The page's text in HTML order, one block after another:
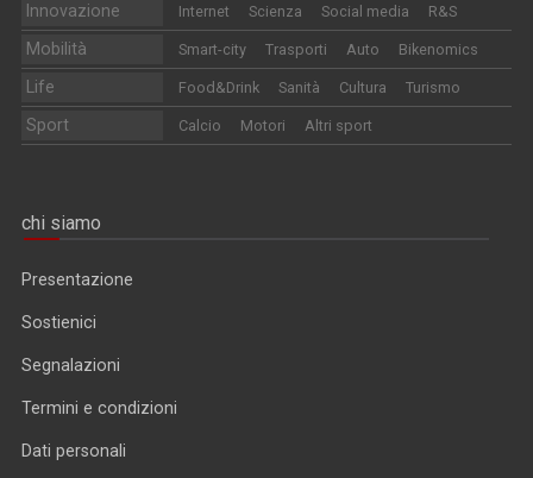
Innovazione Internet Scienza Social media R&S
Mobilità Smart-city Trasporti Auto Bikenomics
Life Food&Drink Sanità Cultura Turismo
Sport Calcio Motori Altri sport
chi siamo
Presentazione
Sostienici
Segnalazioni
Termini e condizioni
Dati personali